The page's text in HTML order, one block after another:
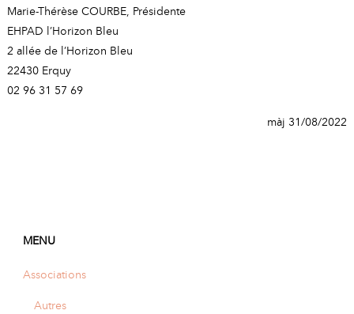
Marie-Thérèse COURBE, Présidente
EHPAD l’Horizon Bleu
2 allée de l’Horizon Bleu
22430 Erquy
02 96 31 57 69
màj 31/08/2022
MENU
Associations
Autres